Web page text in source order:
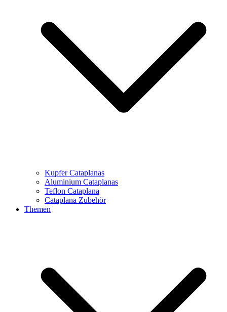
Kupfer Cataplanas
Aluminium Cataplanas
Teflon Cataplana
Cataplana Zubehör
Themen